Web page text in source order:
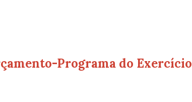
Programa do Exercício